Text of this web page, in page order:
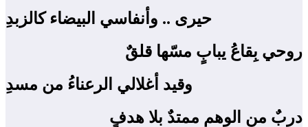
حيرى .. وأنفاسي البيضاء كالزبدِ
روحي بِقاعُ يبابٍ مسّها قلقٌ
وقيد أغلالي الرعناءُ من مسدِ
دربٌ من الوهم ممتدٌ بلا هدفٍ